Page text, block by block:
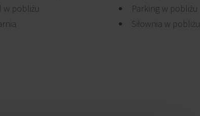
w pobliżu
Parking w pobliżu
Siłownia w pobliżu